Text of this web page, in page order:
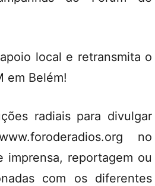
local e retransmita o
em Belém!
radiais para divulgar
no
reportagem ou
com os diferentes